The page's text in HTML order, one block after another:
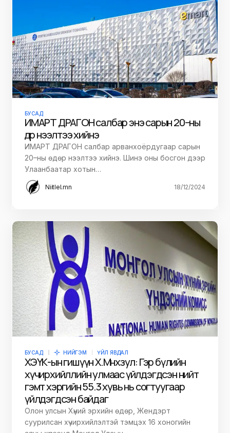
БУСАД
ИМАРТ ДРАГОН салбар энэ сарын 20–ны
өдөр нээлтээ хийнэ
ИМАРТ ДРАГОН салбар арванхоёрдугаар сарын
20–ны өдөр нээлтээ хийнэ. Шинэ оны босгон дээр
Улаанбаатар хотын…
Niitlel.mn 18/12/2024
БУСАД НИЙГЭМ ҮЙЛ ЯВДАЛ
ХЭҮК-ын гишүүн Х.Мөнхзул: Гэр бүлийн
хүчирхийллийн улмаас үйлдэгдсэн нийт
гэмт хэргийн 55.3 хувь нь согтуугаар
үйлдэгдсэн байдаг
Олон улсын Хүний эрхийн өдөр, Жендэрт
суурилсан хүчирхийлэлтэй тэмцэх 16 хоногийн